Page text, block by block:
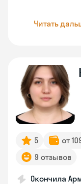
Читать
5 от
9 отзывов
Окончила